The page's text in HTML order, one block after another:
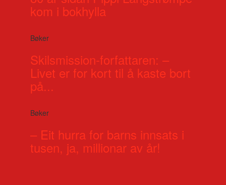
kom i bokhylla
Bøker
Skilsmission-forfattaren: –
Livet er for kort til å kaste bort
på...
Bøker
– Eit hurra for barns innsats i
tusen, ja, millionar av år!